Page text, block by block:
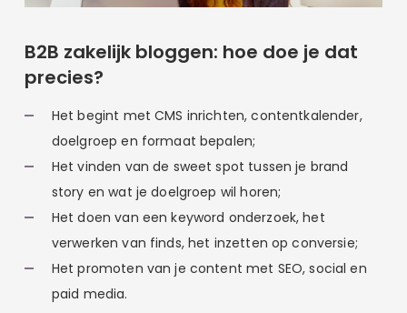
B2B zakelijk bloggen: hoe doe je dat
precies?
Het begint met CMS inrichten, contentkalender,
doelgroep en formaat bepalen;
Het vinden van de sweet spot tussen je brand
story en wat je doelgroep wil horen;
Het doen van een keyword onderzoek, het
verwerken van finds, het inzetten op conversie;
Het promoten van je content met SEO, social en
paid media.